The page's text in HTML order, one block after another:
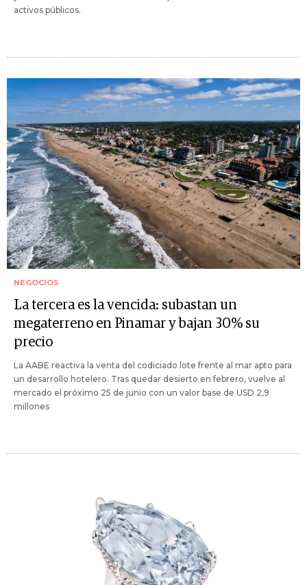
activos públicos.
NEGOCIOS
La tercera es la vencida: subastan un
megaterreno en Pinamar y bajan 30% su
precio
La AABE reactiva la venta del codiciado lote frente al mar apto para
un desarrollo hotelero. Tras quedar desierto en febrero, vuelve al
mercado el próximo 25 de junio con un valor base de USD 2,9
millones